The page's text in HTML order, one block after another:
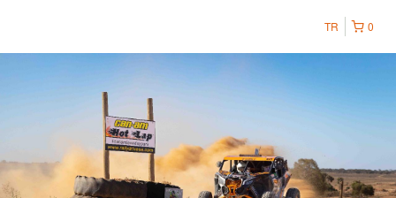
0
TR